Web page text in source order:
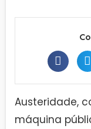
Austeridade,
máquina